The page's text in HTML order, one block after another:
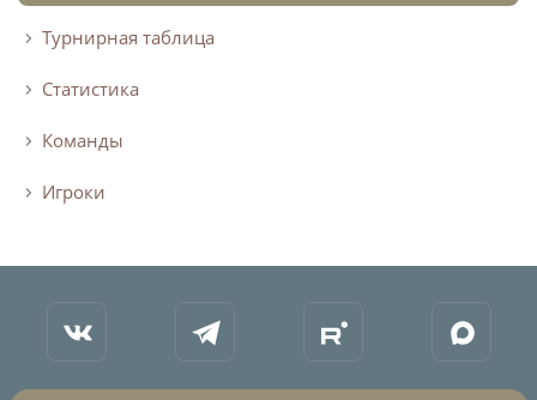
Турнирная таблица
Статистика
Команды
Игроки